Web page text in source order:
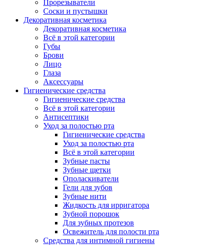
Прорезыватели
Соски и пустышки
Декоративная косметика
Декоративная косметика
Всё в этой категории
Губы
Брови
Лицо
Глаза
Аксессуары
Гигиенические средства
Гигиенические средства
Всё в этой категории
Антисептики
Уход за полостью рта
Гигиенические средства
Уход за полостью рта
Всё в этой категории
Зубные пасты
Зубные щетки
Ополаскиватели
Гели для зубов
Зубные нити
Жидкость для ирригатора
Зубной порошок
Для зубных протезов
Освежитель для полости рта
Средства для интимной гигиены